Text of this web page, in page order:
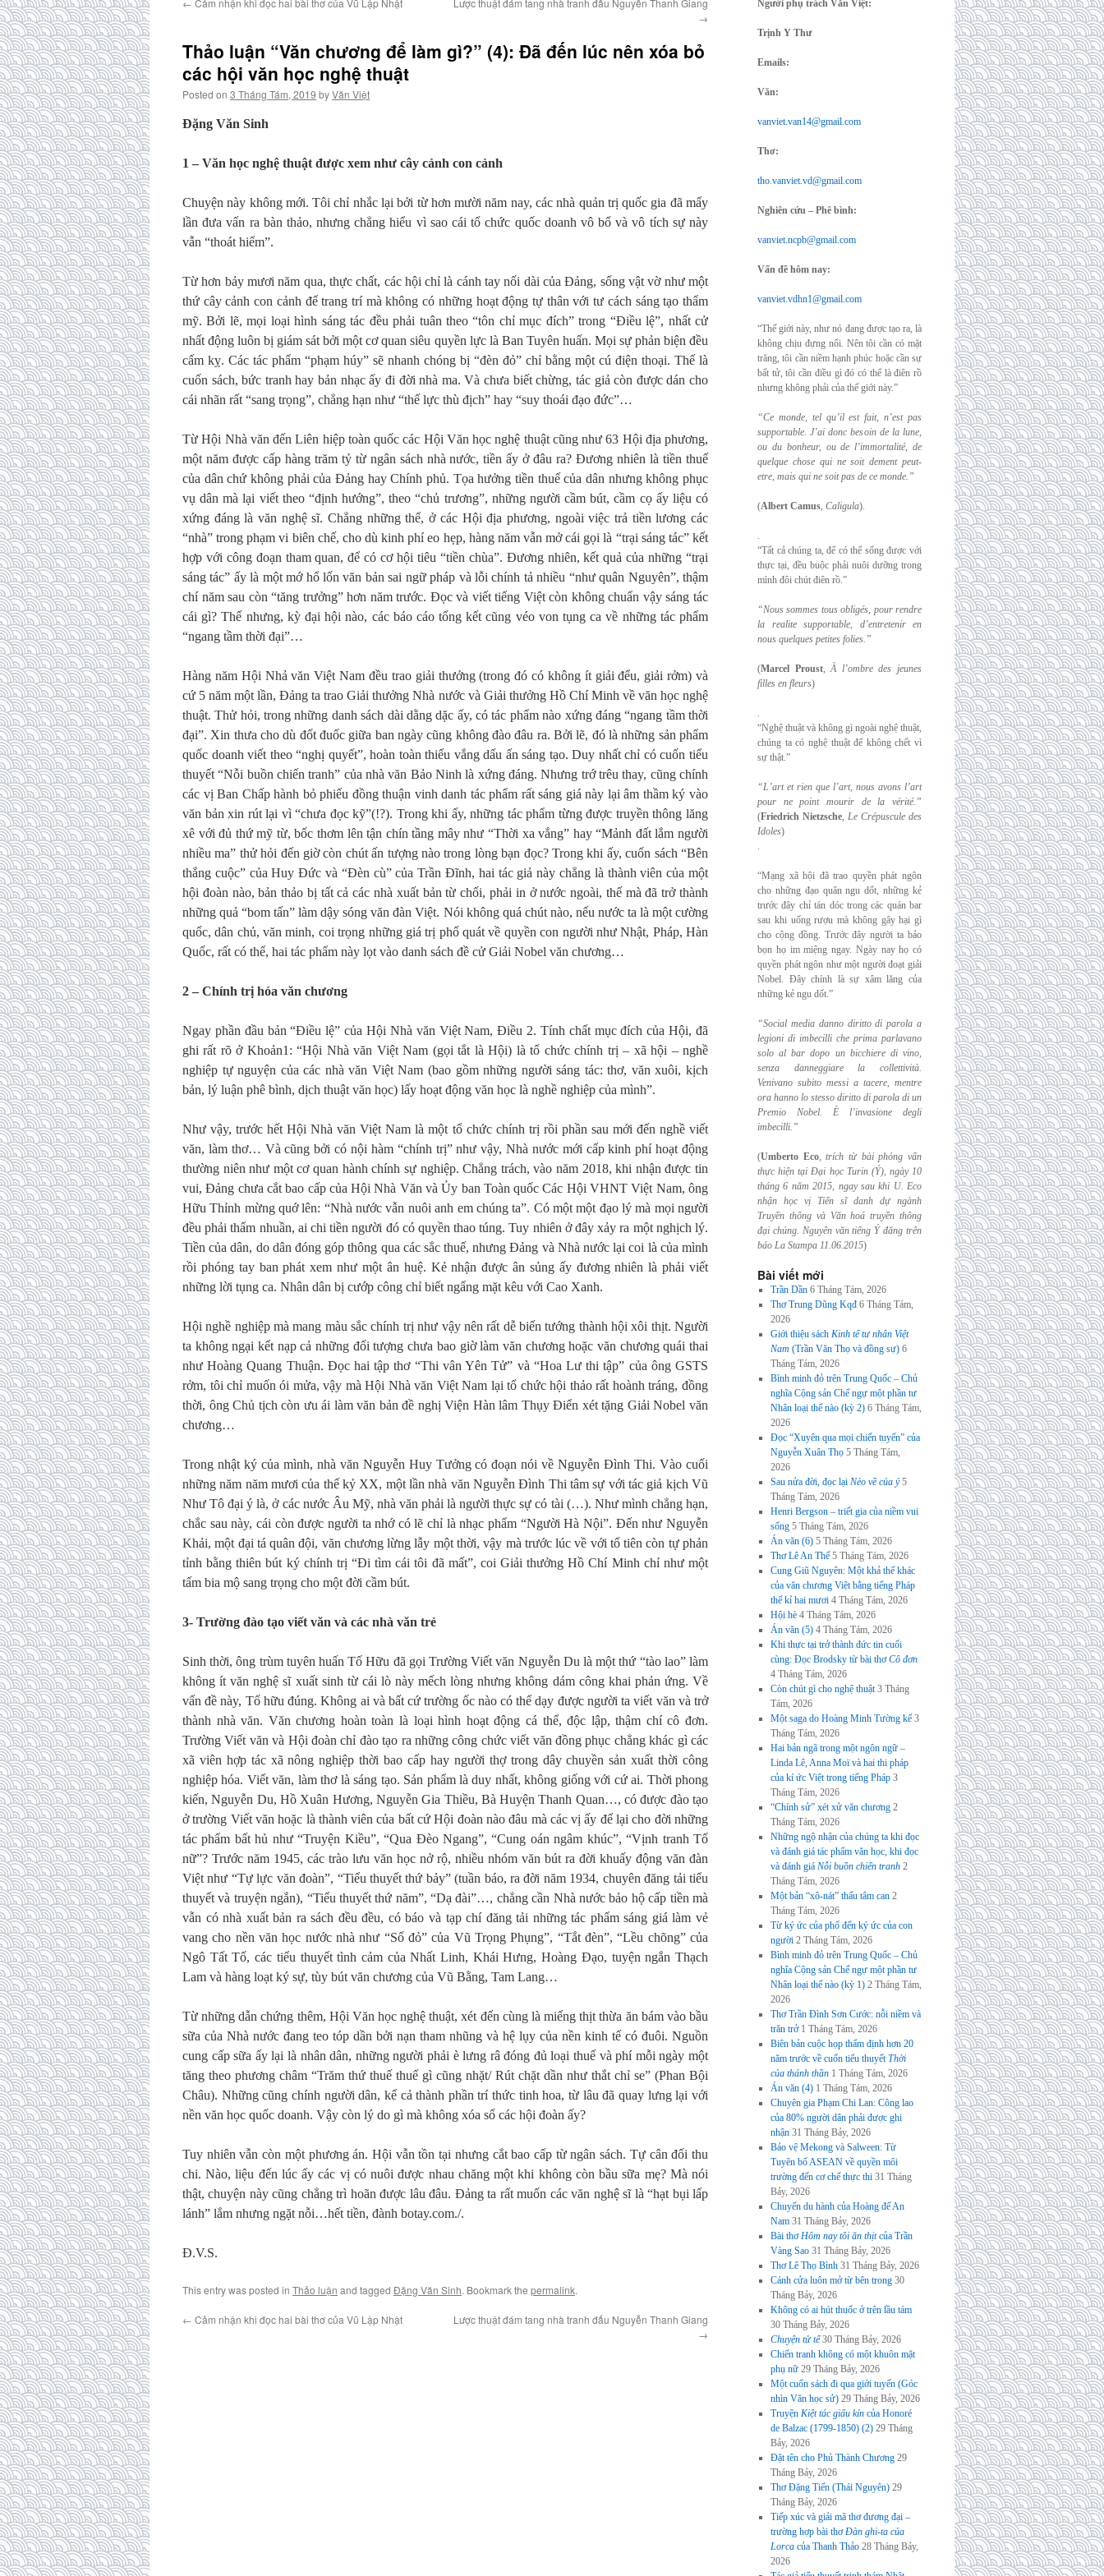
← Cảm nhận khi đọc hai bài thơ của Vũ Lập Nhật
Lược thuật đám tang nhà tranh đấu Nguyễn Thanh Giang
→
Thảo luận “Văn chương để làm gì?” (4): Đã đến lúc nên xóa bỏ
các hội văn học nghệ thuật
Posted on 3 Tháng Tám, 2019 byVăn Việt
Đặng Văn Sinh
1 – Văn học nghệ thuật được xem như cây cảnh con cảnh
Chuyện này không mới. Tôi chỉ nhắc lại bởi từ hơn mười năm nay, các nhà quản trị quốc gia đã mấy
lần đưa vấn ra bàn thảo, nhưng chẳng hiểu vì sao cái tổ chức quốc doanh vô bổ và vô tích sự này
vẫn “thoát hiểm”.
Từ hơn bảy mươi năm qua, thực chất, các hội chỉ là cánh tay nối dài của Đảng, sống vật vờ như một
thứ cây cảnh con cảnh để trang trí mà không có những hoạt động tự thân với tư cách sáng tạo thẩm
mỹ. Bởi lẽ, mọi loại hình sáng tác đều phải tuân theo “tôn chỉ mục đích” trong “Điều lệ”, nhất cử
nhất động luôn bị giám sát bởi một cơ quan siêu quyền lực là Ban Tuyên huấn. Mọi sự phản biện đều
cấm kỵ. Các tác phẩm “phạm húy” sẽ nhanh chóng bị “đèn đỏ” chỉ bằng một cú điện thoại. Thế là
cuốn sách, bức tranh hay bản nhạc ấy đi đời nhà ma. Và chưa biết chừng, tác giả còn được dán cho
cái nhãn rất “sang trọng”, chẳng hạn như “thế lực thù địch” hay “suy thoái đạo đức”…
Từ Hội Nhà văn đến Liên hiệp toàn quốc các Hội Văn học nghệ thuật cũng như 63 Hội địa phương,
một năm được cấp hàng trăm tỷ từ ngân sách nhà nước, tiền ấy ở đâu ra? Đương nhiên là tiền thuế
của dân chứ không phải của Đảng hay Chính phủ. Tọa hưởng tiền thuế của dân nhưng không phục
vụ dân mà lại viết theo “định hướng”, theo “chủ trương”, những người cầm bút, cầm cọ ấy liệu có
xứng đáng là văn nghệ sĩ. Chẳng những thế, ở các Hội địa phương, ngoài việc trả tiền lương các
“nhà” trong phạm vi biên chế, cho dù kinh phí eo hẹp, hàng năm vẫn mở cái gọi là “trại sáng tác” kết
hợp với công đoạn tham quan, để có cơ hội tiêu “tiền chùa”. Đương nhiên, kết quả của những “trại
sáng tác” ấy là một mớ hổ lốn văn bản sai ngữ pháp và lỗi chính tả nhiều “như quân Nguyên”, thậm
chí năm sau còn “tăng trưởng” hơn năm trước. Đọc và viết tiếng Việt còn không chuẩn vậy sáng tác
cái gì? Thế nhưng, kỳ đại hội nào, các báo cáo tổng kết cũng véo von tụng ca về những tác phẩm
“ngang tầm thời đại”…
Hàng năm Hội Nhả văn Việt Nam đều trao giải thưởng (trong đó có không ít giải đểu, giải rởm) và
cứ 5 năm một lần, Đảng ta trao Giải thưởng Nhà nước và Giải thưởng Hồ Chí Minh về văn học nghệ
thuật. Thử hỏi, trong những danh sách dài dằng dặc ấy, có tác phẩm nào xứng đáng “ngang tầm thời
đại”. Xin thưa cho dù đốt đuốc giữa ban ngày cũng không đào đâu ra. Bởi lẽ, đó là những sản phẩm
quốc doanh viết theo “nghị quyết”, hoàn toàn thiếu vắng dấu ấn sáng tạo. Duy nhất chỉ có cuốn tiểu
thuyết “Nỗi buồn chiến tranh” của nhà văn Bảo Ninh là xứng đáng. Nhưng trớ trêu thay, cũng chính
các vị Ban Chấp hành bỏ phiếu đồng thuận vinh danh tác phẩm rất sáng giá này lại âm thầm ký vào
văn bản xin rút lại vì “chưa đọc kỹ”(!?). Trong khi ấy, những tác phẩm từng được truyền thông lăng
xê với đủ thứ mỹ từ, bốc thơm lên tận chín tầng mây như “Thời xa vắng” hay “Mảnh đất lắm người
nhiều ma” thử hỏi đến giờ còn chút ấn tượng nào trong lòng bạn đọc? Trong khi ấy, cuốn sách “Bên
thắng cuộc” của Huy Đức và “Đèn cù” của Trần Đĩnh, hai tác giả này chẳng là thành viên của một
hội đoàn nào, bản thảo bị tất cả các nhà xuất bản từ chối, phải in ở nước ngoài, thế mà đã trở thành
những quả “bom tấn” làm dậy sóng văn đàn Việt. Nói không quá chút nào, nếu nước ta là một cường
quốc, dân chủ, văn minh, coi trọng những giá trị phổ quát về quyền con người như Nhật, Pháp, Hàn
Quốc, rất có thể, hai tác phẩm này lọt vào danh sách đề cử Giải Nobel văn chương…
2 – Chính trị hóa văn chương
Ngay phần đầu bản “Điều lệ” của Hội Nhà văn Việt Nam, Điều 2. Tính chất mục đích của Hội, đã
ghi rất rõ ở Khoản1: “Hội Nhà văn Việt Nam (gọi tắt là Hội) là tổ chức chính trị – xã hội – nghề
nghiệp tự nguyện của các nhà văn Việt Nam (bao gồm những người sáng tác: thơ, văn xuôi, kịch
bản, lý luận phê bình, dịch thuật văn học) lấy hoạt động văn học là nghề nghiệp của mình”.
Như vậy, trước hết Hội Nhà văn Việt Nam là một tổ chức chính trị rồi phần sau mới đến nghề viết
văn, làm thơ… Và cũng bởi có nội hàm “chính trị” như vậy, Nhà nước mới cấp kinh phí hoạt động
thường niên như một cơ quan hành chính sự nghiệp. Chẳng trách, vào năm 2018, khi nhận được tin
vui, Đảng chưa cắt bao cấp của Hội Nhà Văn và Ủy ban Toàn quốc Các Hội VHNT Việt Nam, ông
Hữu Thỉnh mừng quớ lên: “Nhà nước vẫn nuôi anh em chúng ta”. Có một một đạo lý mà mọi người
đều phải thấm nhuần, ai chi tiền người đó có quyền thao túng. Tuy nhiên ở đây xảy ra một nghịch lý.
Tiền của dân, do dân đóng góp thông qua các sắc thuế, nhưng Đảng và Nhà nước lại coi là của mình
rồi phóng tay ban phát xem như một ân huệ. Kẻ nhận được ân sủng ấy đương nhiên là phải viết
những lời tụng ca. Nhân dân bị cướp công chỉ biết ngẩng mặt kêu với Cao Xanh.
Hội nghề nghiệp mà mang màu sắc chính trị như vậy nên rất dễ biến tướng thành hội xôi thịt. Người
ta không ngại kết nạp cả những đối tượng chưa bao giờ làm văn chương hoặc văn chương quái thai
như Hoàng Quang Thuận. Đọc hai tập thơ “Thi vân Yên Tử” và “Hoa Lư thi tập” của ông GSTS
rởm, tôi chỉ muốn ói mửa, vậy mà Hội Nhà văn Việt Nam lại tổ chức hội thảo rất hoành tráng, đồng
thời, ông Chủ tịch còn ưu ái làm văn bản đề nghị Viện Hàn lâm Thụy Điển xét tặng Giải Nobel văn
chương…
Trong nhật ký của mình, nhà văn Nguyễn Huy Tưởng có đoạn nói về Nguyễn Đình Thi. Vào cuối
những năm năm mươi của thế kỷ XX, một lần nhà văn Nguyễn Đình Thi tâm sự với tác giả kịch Vũ
Như Tô đại ý là, ở các nước Âu Mỹ, nhà văn phải là người thực sự có tài (…). Như mình chẳng hạn,
chắc sau này, cái còn được người ta nhớ có lẽ chỉ là nhạc phẩm “Người Hà Nội”. Đến như Nguyễn
Khải, một đại tá quân đội, văn chương lừng lẫy một thời, vậy mà trước lúc về với tổ tiên còn tự phản
tỉnh bằng thiên bút ký chính trị “Đi tìm cái tôi đã mất”, coi Giải thưởng Hồ Chí Minh chỉ như một
tấm bia mộ sang trọng cho một đời cầm bút.
3- Trường đào tạo viết văn và các nhà văn trẻ
Sinh thời, ông trùm tuyên huấn Tố Hữu đã gọi Trường Viết văn Nguyễn Du là một thứ “tào lao” làm
không ít văn nghệ sĩ xuất sinh từ cái lò này mếch lòng nhưng không dám công khai phản ứng. Về
vấn đề này, Tố hữu đúng. Không ai và bất cứ trường ốc nào có thể dạy được người ta viết văn và trở
thành nhà văn. Văn chương hoàn toàn là loại hình hoạt động cá thể, độc lập, thậm chí cô đơn.
Trường Viết văn và Hội đoàn chỉ đào tạo ra những công chức viết văn đồng phục chẳng khác gì các
xã viên hợp tác xã nông nghiệp thời bao cấp hay người thợ trong dây chuyền sản xuất thời công
nghiệp hóa. Viết văn, làm thơ là sáng tạo. Sản phẩm là duy nhất, không giống với cứ ai. Thời phong
kiến, Nguyễn Du, Hồ Xuân Hương, Nguyễn Gia Thiều, Bà Huyện Thanh Quan…, có được đào tạo
ở trường Viết văn hoặc là thành viên của bất cứ Hội đoàn nào đâu mà các vị ấy để lại cho đời những
tác phẩm bất hủ như “Truyện Kiều”, “Qua Đèo Ngang”, “Cung oán ngâm khúc”, “Vịnh tranh Tố
nữ”? Trước năm 1945, các trào lưu văn học nở rộ, nhiều nhóm văn bút ra đời khuấy động văn đàn
Việt như “Tự lực văn đoàn”, “Tiểu thuyết thứ bảy” (tuần báo, ra đời năm 1934, chuyên đăng tải tiểu
thuyết và truyện ngắn), “Tiểu thuyết thứ năm”, “Dạ đài”…, chẳng cần Nhà nước bảo hộ cấp tiền mà
vẫn có nhà xuất bản ra sách đều đều, có báo và tạp chí đăng tải những tác phẩm sáng giá làm vẻ
vang cho nền văn học nước nhà như “Số đỏ” của Vũ Trọng Phụng”, “Tắt đèn”, “Lều chõng” của
Ngô Tất Tố, các tiểu thuyết tình cảm của Nhất Linh, Khái Hưng, Hoàng Đạo, tuyện ngắn Thạch
Lam và hàng loạt ký sự, tùy bút văn chương của Vũ Bằng, Tam Lang…
Từ những dẫn chứng thêm, Hội Văn học nghệ thuật, xét đến cùng là miếng thịt thừa ăn bám vào bầu
sữa của Nhà nước đang teo tóp dần bởi nạn tham nhũng và hệ lụy của nền kinh tế có đuôi. Nguồn
cung cấp sữa ấy lại là nhân dân, những người phải è lưng râ đóng đủ loại thuế và phí mỗi ngày một
tăng theo phương châm “Trăm thứ thuế thuế gì cũng nhặt/ Rút chặt dần như thắt chỉ se” (Phan Bội
Châu). Những cũng chính người dân, kể cả thành phần trí thức tinh hoa, từ lâu đã quay lưng lại với
nền văn học quốc doanh. Vậy còn lý do gì mà không xóa sổ các hội đoàn ấy?
Tuy nhiên vẫn còn một phương án. Hội vẫn tồn tại nhưng cắt bao cấp từ ngân sách. Tự cân đối thu
chi. Nào, liệu đến lúc ấy các vị có nuôi được nhau chăng một khi không còn bầu sữa mẹ? Mà nói
thật, chuyện này cũng chẳng trì hoãn được lâu đâu. Đảng ta rất muốn các văn nghệ sĩ là “hạt bụi lấp
lánh” lắm nhưng ngặt nỗi…hết tiền, đành botay.com./.
Đ.V.S.
This entry was posted in Thảo luận and tagged Đặng Văn Sinh. Bookmark the permalink.
← Cảm nhận khi đọc hai bài thơ của Vũ Lập Nhật
Lược thuật đám tang nhà tranh đấu Nguyễn Thanh Giang
→
Người phụ trách Văn Việt:
Trịnh Y Thư
Emails:
Văn:
vanviet.van14@gmail.com
Thơ:
tho.vanviet.vd@gmail.com
Nghiên cứu – Phê bình:
vanviet.ncpb@gmail.com
Vấn đề hôm nay:
vanviet.vdhn1@gmail.com
“Thế giới này, như nó đang được tạo ra, là
không chịu đựng nổi. Nên tôi cần có mặt
trăng, tôi cần niềm hạnh phúc hoặc cần sự
bất tử, tôi cần điều gì đó có thể là điên rồ
nhưng không phải của thế giới này.”
“Ce monde, tel qu’il est fait, n’est pas
supportable. J’ai donc besoin de la lune,
ou du bonheur, ou de l’immortalité, de
quelque chose qui ne soit dement peut-
etre, mais qui ne soit pas de ce monde.”
(Albert Camus, Caligula).
.
“Tất cả chúng ta, để có thể sống được với
thực tại, đều buộc phải nuôi dưỡng trong
mình đôi chút điên rồ.”
“Nous sommes tous obligés, pour rendre
la realite supportable, d’entretenir en
nous quelques petites folies.”
(Marcel Proust,À l’ombre des jeunes
filles en fleurs)
.
“Nghệ thuật và không gì ngoài nghệ thuật,
chúng ta có nghệ thuật để không chết vì
sự thật.”
“L’art et rien que l’art, nous avons l’art
pour ne point mourir de la vérité.”
(Friedrich Nietzsche, Le Crépuscule des
Idoles)
.
“Mạng xã hội đã trao quyền phát ngôn
cho những đạo quân ngu dốt, những kẻ
trước đây chỉ tán dóc trong các quán bar
sau khi uống rượu mà không gây hại gì
cho cộng đồng. Trước đây người ta bảo
bọn họ im miệng ngay. Ngày nay họ có
quyền phát ngôn như một người đoạt giải
Nobel. Đây chính là sự xâm lăng của
những kẻ ngu dốt.”
“Social media danno diritto di parola a
legioni di imbecilli che prima parlavano
solo albar dopo un bicchiere di vino,
senza danneggiare la collettività.
Venivano subito messi a tacere, mentre
ora hanno lo stesso diritto di parola di un
Premio Nobel. È l’invasione degli
imbecilli.”
(Umberto Eco,trích từ bài phỏng vấn
thực hiện tại Đại học Turin (Ý), ngày 10
tháng 6 năm 2015, ngay sau khi U. Eco
nhận học vị Tiến sĩ danh dự ngành
Truyền thông và Văn hoá truyền thông
đại chúng. Nguyên văn tiếng Ý đăng trên
báo La Stampa 11.06.2015)
Bài viết mới
Trần Dần 6 Tháng Tám, 2026
Thơ Trung Dũng Kqđ 6 Tháng Tám,
2026
Giới thiệu sách Kinh tế tư nhân Việt
Nam (Trần Văn Thọ và đồng sự) 6
Tháng Tám, 2026
Bình minh đỏ trên Trung Quốc – Chủ
nghĩa Cộng sản Chế ngự một phần tư
Nhân loại thế nào (kỳ 2) 6 Tháng Tám,
2026
Đọc “Xuyên qua mọi chiến tuyến” của
Nguyễn Xuân Thọ 5 Tháng Tám,
2026
Sau nửa đời, đọc lại Nẻo về của ý 5
Tháng Tám, 2026
Henri Bergson – triết gia của niềm vui
sống 5 Tháng Tám, 2026
Án văn (6) 5 Tháng Tám, 2026
Thơ Lê An Thế 5 Tháng Tám, 2026
Cung Giũ Nguyên: Một khả thể khác
của văn chương Việt bằng tiếng Pháp
thế kỉ hai mươi 4 Tháng Tám, 2026
Hội hè 4 Tháng Tám, 2026
Án văn (5) 4 Tháng Tám, 2026
Khi thực tại trở thành đức tin cuối
cùng: Đọc Brodsky từ bài thơCô đơn
4 Tháng Tám, 2026
Còn chút gì cho nghệ thuật 3 Tháng
Tám, 2026
Một saga do Hoàng Minh Tường kể 3
Tháng Tám, 2026
Hai bản ngã trong một ngôn ngữ –
Linda Lê, Anna Moï và hai thi pháp
của kí ức Việt trong tiếng Pháp 3
Tháng Tám, 2026
“Chính sử” xét xử văn chương 2
Tháng Tám, 2026
Những ngộ nhận của chúng ta khi đọc
và đánh giá tác phẩm văn học, khi đọc
và đánh giá Nỗi buồn chiến tranh 2
Tháng Tám, 2026
Một bản “xô-nát” thấu tâm can 2
Tháng Tám, 2026
Từ ký ức của phố đến ký ức của con
người 2 Tháng Tám, 2026
Bình minh đỏ trên Trung Quốc – Chủ
nghĩa Cộng sản Chế ngự một phần tư
Nhân loại thế nào (kỳ 1) 2 Tháng Tám,
2026
Thơ Trần Đình Sơn Cước: nỗi niềm và
trăn trở 1 Tháng Tám, 2026
Biên bản cuộc họp thẩm định hơn 20
năm trước về cuốn tiểu thuyếtThời
của thánh thần 1 Tháng Tám, 2026
Án văn (4) 1 Tháng Tám, 2026
Chuyên gia Phạm Chi Lan: Công lao
của 80% người dân phải được ghi
nhận 31 Tháng Bảy, 2026
Bảo vệ Mekong và Salween: Từ
Tuyên bố ASEAN về quyền môi
trường đến cơ chế thực thi 31 Tháng
Bảy, 2026
Chuyến du hành của Hoàng đế An
Nam 31 Tháng Bảy, 2026
Bài thơHôm nay tôi ăn thịtcủa Trần
Vàng Sao 31 Tháng Bảy, 2026
Thơ Lê Thọ Bình 31 Tháng Bảy, 2026
Cánh cửa luôn mở từ bên trong 30
Tháng Bảy, 2026
Không có ai hút thuốc ở trên lầu tám
30 Tháng Bảy, 2026
Chuyện tử tế 30 Tháng Bảy, 2026
Chiến tranh không có một khuôn mặt
phụ nữ 29 Tháng Bảy, 2026
Một cuốn sách đi qua giới tuyến (Góc
nhìn Văn học sử) 29 Tháng Bảy, 2026
Truyện Kiệt tác giấu kíncủa Honoré
de Balzac (1799-1850) (2) 29 Tháng
Bảy, 2026
Đặt tên cho Phủ Thành Chương 29
Tháng Bảy, 2026
Thơ Đặng Tiến (Thái Nguyên) 29
Tháng Bảy, 2026
Tiếp xúc và giải mã thơ đương đại –
trường hợp bài thơĐàn ghi-ta của
Lorcacủa Thanh Thảo 28 Tháng Bảy,
2026